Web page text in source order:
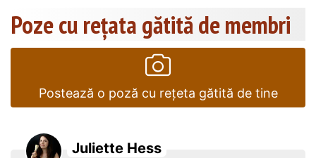
Poze cu rețata gătită de membri
Postează o poză cu rețeta gătită de tine
Juliette Hess